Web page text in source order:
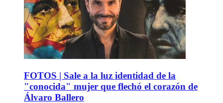
FOTOS | Sale a la luz identidad de la
"conocida" mujer que flechó el corazón de
Álvaro Ballero